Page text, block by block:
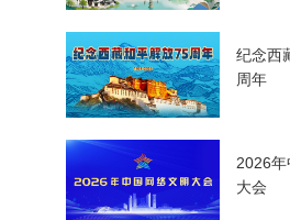
纪念西
周年
2026年
大会